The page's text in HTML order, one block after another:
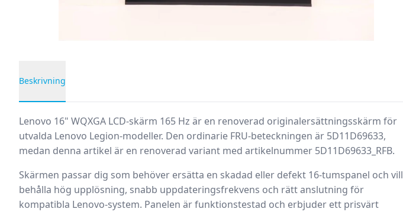
Beskrivning
Lenovo 16" WQXGA LCD-skärm 165 Hz är en renoverad originalersättningsskärm för
utvalda Lenovo Legion-modeller. Den ordinarie FRU-beteckningen är 5D11D69633,
medan denna artikel är en renoverad variant med artikelnummer 5D11D69633_RFB.
Skärmen passar dig som behöver ersätta en skadad eller defekt 16-tumspanel och vill
behålla hög upplösning, snabb uppdateringsfrekvens och rätt anslutning för
kompatibla Lenovo-system. Panelen är funktionstestad och erbjuder ett prisvärt